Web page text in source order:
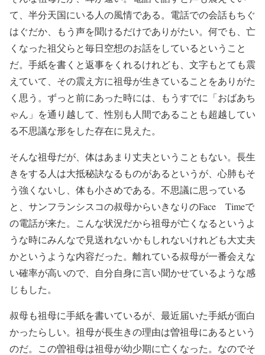
て、半分天国にいる人の風情である。電話での会話もちぐ
はぐだか、もう声を聞けるだけでありがたい。何でも、亡
くなった祖父らと毎日空想のお話をしているということ
だ。手紙を書くと返事をくれるけれども、文字もとても震
えていて、その震え方に祖母が生きていることをありがた
く思う。ずっと前にあった時には、もうすでに「おばあち
ゃん」を通り越して、性別も人間であることも超越してい
る不思議な形をした存在に見えた。
そんな祖母だが、体はあまり丈夫ということもない。長生
きをする人は大抵秘訣なるものがあるというが、心肺もそ
う強くないし、体も小さめである。不思議に思っている
と、サンフランシスコの叔母からいきなりのFace Timeで
の電話が来た。こんな状況だから祖母が亡くなるというよ
うな時にみんなで見送れないかもしれないけれども大丈夫
かというような内容だった。離れている叔母が一番会えな
い確率が高いので、自分自身に言い聞かせているような感
じもした。
叔母も祖母に手紙を書いているが、最近届いた手紙が面白
かったらしい。祖母が長生きの理由は曽祖母にあるという
のだ。この曽祖母は祖母が幼少期に亡くなった。なのでそ